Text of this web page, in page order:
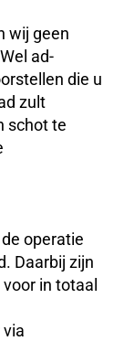
wij geen
ad-
die u
zult
schot te
operatie
Daarbij zijn
in totaal